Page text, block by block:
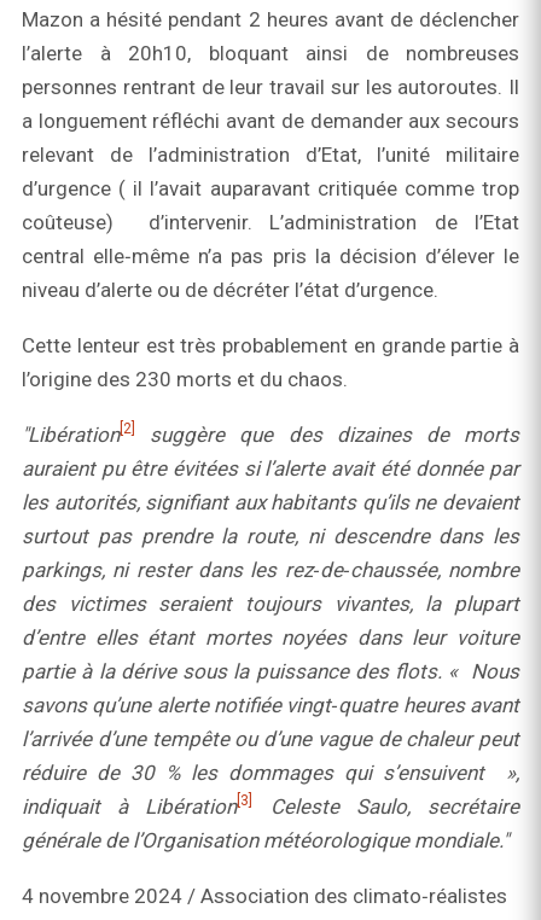
Mazon a hésité pendant 2 heures avant de déclencher
l’alerte à 20h10, bloquant ainsi de nombreuses
personnes rentrant de leur travail sur les autoroutes. Il
a longuement réfléchi avant de demander aux secours
relevant de l’administration d’Etat, l’unité militaire
d’urgence ( il l’avait auparavant critiquée comme trop
coûteuse) d’intervenir. L’administration de l’Etat
central elle‑même n’a pas pris la décision d’élever le
niveau d’alerte ou de décréter l’état d’urgence.
Cette lenteur est très probablement en grande partie à
l’origine des 230 morts et du chaos.
"Libération[2]
suggère que des dizaines de morts
auraient pu être évitées si l’alerte avait été donnée par
les autorités, signifiant aux habitants qu’ils ne devaient
surtout pas prendre la route, ni descendre dans les
parkings, ni rester dans les rez‑de‑chaussée, nombre
des victimes seraient toujours vivantes, la plupart
d’entre elles étant mortes noyées dans leur voiture
partie à la dérive sous la puissance des flots. « Nous
savons qu’une alerte notifiée vingt‑quatre heures avant
l’arrivée d’une tempête ou d’une vague de chaleur peut
réduire de 30 % les dommages qui s’ensuivent »,
indiquait à Libération[3]
Celeste Saulo, secrétaire
générale de l’Organisation météorologique mondiale."
4 novembre 2024 / Association des climato‑réalistes